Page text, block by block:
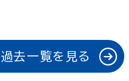
過去一覧を見る